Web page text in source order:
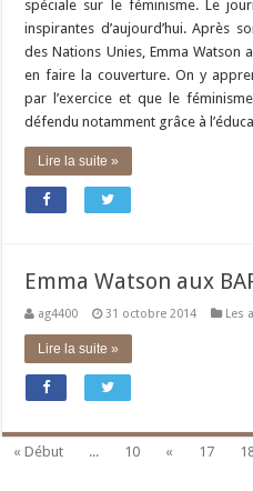
spéciale sur le féminisme. Le
inspirantes d’aujourd’hui. Après
des Nations Unies, Emma
en faire la couverture. On y
par l’exercice et que le
défendu notamment grâce à
Lire la suite »
Emma Watson aux
ag4400 31 octobre 2014 Les
Lire la suite »
« Début ... 10 « 17